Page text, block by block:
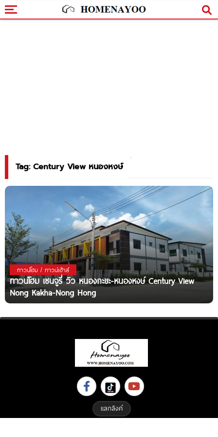
Tag: Century View หนองหงษ์
ทาวน์โฮม / ทาวน์เฮ้าส์
ทาวน์โฮม เซนจูรี่ วิว หนองกะขะ-หนองหงษ์ Century View
Nong Kakha-Nong Hong
แลกลิงค์